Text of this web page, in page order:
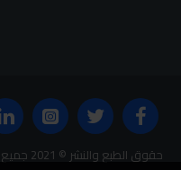
حقوق الطبع والنشر © 2021 جميع الحقوق محفوظة sabrystores.com. من تصميم-